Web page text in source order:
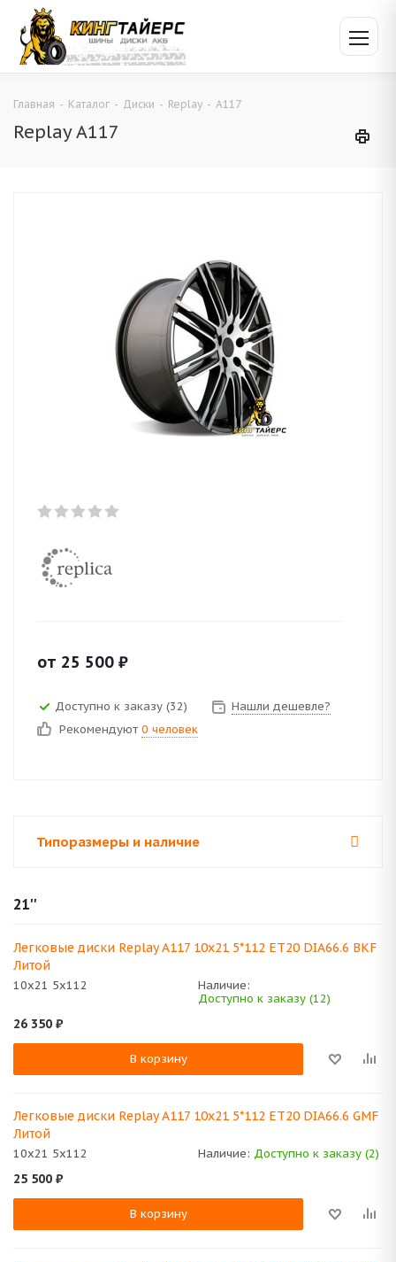
Главная - Каталог - Диски - Replay - A117
Replay A117
от 25 500 ₽
Доступно к заказу (32)
Нашли дешевле?
Рекомендуют 0 человек
Типоразмеры и наличие
21''
Легковые диски Replay A117 10x21 5*112 ET20 DIA66.6 BKF
Литой
10x21 5x112
Наличие:
Доступно к заказу (12)
26 350 ₽
В корзину
Легковые диски Replay A117 10x21 5*112 ET20 DIA66.6 GMF
Литой
10x21 5x112 Наличие: Доступно к заказу (2)
25 500 ₽
В корзину